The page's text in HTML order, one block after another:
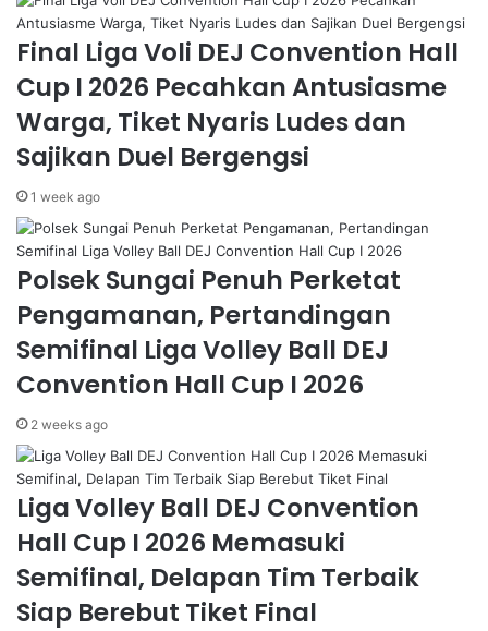
Final Liga Voli DEJ Convention Hall
Cup I 2026 Pecahkan Antusiasme
Warga, Tiket Nyaris Ludes dan
Sajikan Duel Bergengsi
1 week ago
Polsek Sungai Penuh Perketat
Pengamanan, Pertandingan
Semifinal Liga Volley Ball DEJ
Convention Hall Cup I 2026
2 weeks ago
Liga Volley Ball DEJ Convention
Hall Cup I 2026 Memasuki
Semifinal, Delapan Tim Terbaik
Siap Berebut Tiket Final